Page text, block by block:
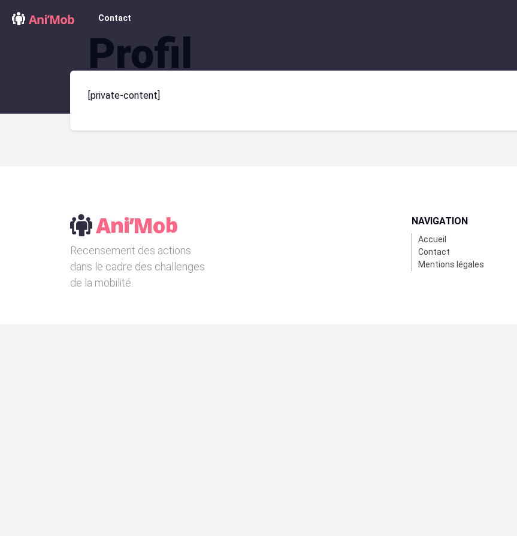
Contact
Profil
[private-content]
Recensement des actions
dans le cadre des challenges
de la mobilité.
NAVIGATION
Accueil
Contact
Mentions légales